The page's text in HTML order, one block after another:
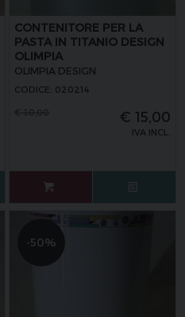
CONTENITORE PER LA
PASTA IN TITANIO DESIGN
OLIMPIA
OLIMPIA DESIGN
CODICE: 020214
€ 15,00
IVA INCL.
-50%